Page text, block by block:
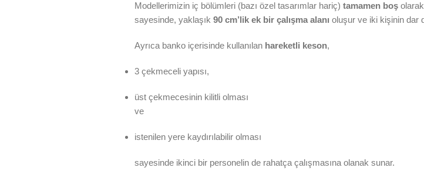
Modellerimizin iç bölümleri (bazı özel tasarımlar hariç) tamamen boş
sayesinde, yaklaşık 90 cm’lik ek bir çalışma alanı oluşur ve iki kişinin dar
Ayrıca banko içerisinde kullanılan hareketli keson,
3 çekmeceli yapısı,
üst çekmecesinin kilitli olması
ve
istenilen yere kaydırılabilir olması
sayesinde ikinci bir personelin de rahatça çalışmasına olanak sunar.